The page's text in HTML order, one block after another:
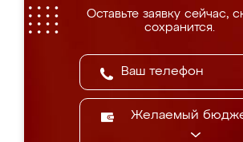
Оставьте заявку сейчас,
сохранится.
Желаемый